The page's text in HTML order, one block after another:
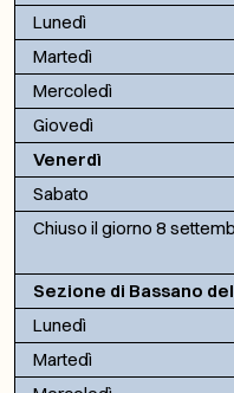
Lunedì
Martedì
Mercoledì
Giovedì
Venerdì
Sabato
Chiuso il giorno 8
Sezione di Bassano
Lunedì
Martedì